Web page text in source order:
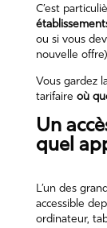
C’est
ou si vous
nouvelle
Vous gardez
tarifaire où
Un
quel
L’un des
accessible
ordinateur,